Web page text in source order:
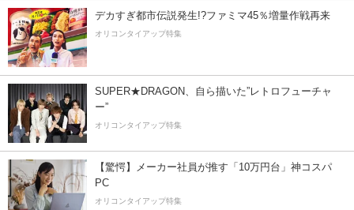
デカすぎ都市伝説発生!?ファミマ45％増量作戦再来
オリコンタイアップ特集
SUPER★DRAGON、自ら描いた”レトロフューチャ
ー”
オリコンタイアップ特集
【驚愕】メーカー社員が推す「10万円台」神コスパ
PC
オリコンタイアップ特集